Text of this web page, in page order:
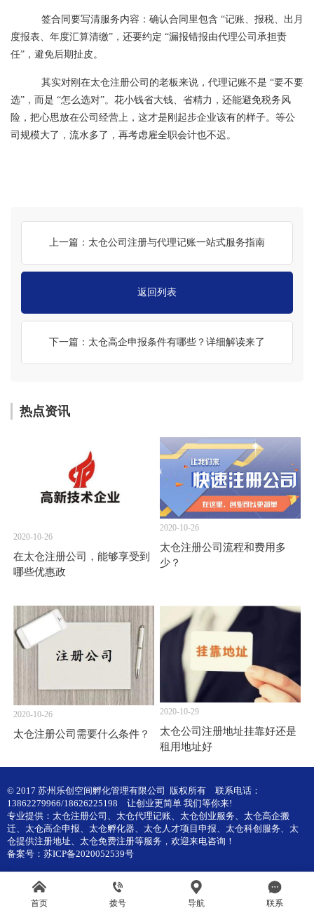
签合同要写清服务内容：确认合同里包含 “记账、报税、出月
度报表、年度汇算清缴”，还要约定 “漏报错报由代理公司承担责
任”，避免后期扯皮。
其实对刚在太仓注册公司的老板来说，代理记账不是 “要不要
选”，而是 “怎么选对”。花小钱省大钱、省精力，还能避免税务风
险，把心思放在公司经营上，这才是刚起步企业该有的样子。等公
司规模大了，流水多了，再考虑雇全职会计也不迟。
上一篇：太仓公司注册与代理记账一站式服务指南
返回列表
下一篇：太仓高企申报条件有哪些？详细解读来了
热点资讯
2020-10-26
在太仓注册公司，能够享受到
哪些优惠政
2020-10-26
太仓注册公司流程和费用多
少？
2020-10-26
太仓注册公司需要什么条件？
2020-10-29
太仓公司注册地址挂靠好还是
租用地址好
© 2017 苏州乐创空间孵化管理有限公司 版权所有
联系电话：
13862279966/18626225198
让创业更简单 我们等你来!
专业提供： 太仓注册公司 、 太仓代理记账、 太仓创业服务、 太仓高企搬
迁、 太仓高企申报、 太仓孵化器、 太仓人才项目申报、 太仓科创服务、 太
仓提供注册地址、 太仓免费注册等服务，欢迎来电咨询！
备案号： 苏ICP备2020052539号
首页 拨号 导航 联系